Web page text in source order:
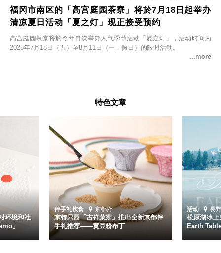
福冈市南区的「高宫庭园茶寮」将於7月18日起举办
清凉夏日活动「夏之灯」现正接受预约
高宫庭园茶寮将於今年再次举办人气季节活动「夏之灯」，活动时间为
2025年7月18日（五）至8月11日（一，假日）的限时活动。
特色文章
环境和社
」
伴手礼饮食 京都府
京都只园「吉祥菓寮」推出全新京都伴
手礼推荐——黄豆粉布丁
活动 長
松原湖冰
Earth